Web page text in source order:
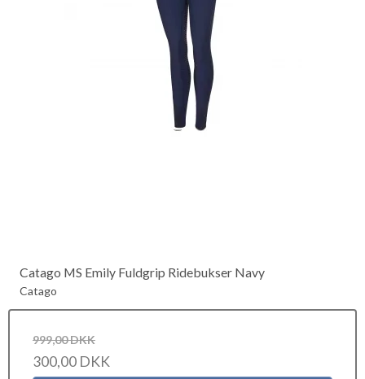
Catago MS Emily Fuldgrip Ridebukser Navy
Catago
999,00 DKK
300,00 DKK